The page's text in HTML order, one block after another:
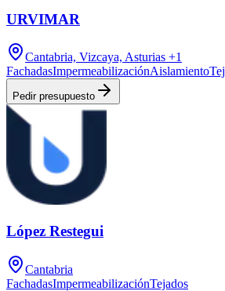
URVIMAR
Cantabria, Vizcaya, Asturias +1
FachadasImpermeabilizaciónAislamiento
Pedir presupuesto
López Restegui
Cantabria
FachadasImpermeabilizaciónTejados